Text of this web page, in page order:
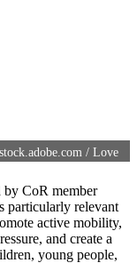
/ Love
by CoR member
particularly relevant
active mobility,
and create a
young people,